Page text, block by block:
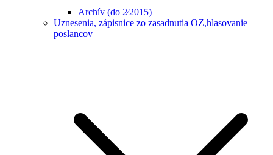
Archív (do 2⁄2015)
Uznesenia, zápisnice zo zasadnutia OZ,hlasovanie
poslancov